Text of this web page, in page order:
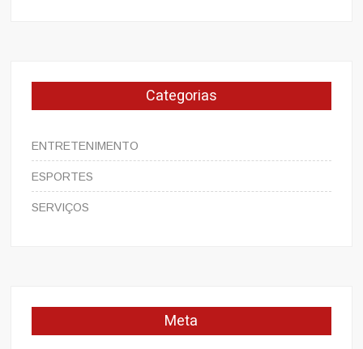
Categorias
ENTRETENIMENTO
ESPORTES
SERVIÇOS
Meta